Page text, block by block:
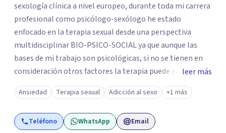
sexología clínica a nivel europeo, durante toda mi carrera
profesional como psicólogo-sexólogo he estado
enfocado en la terapia sexual desde una perspectiva
multidisciplinar BIO-PSICO-SOCIAL ya que aunque las
bases de mi trabajo son psicológicas, si no se tienen en
consideración otros factores la terapia puede no
funcionar al tener una visión demasiado simplista,
excluyendo de antemano otros factores que pueden
influir. Mi intención es ayudar para conseguir una mejora
global de tu sexualidad, considerando cada caso como
leer más
Ansiedad Terapia sexual Adicción al sexo +1 más
Teléfono WhatsApp Email